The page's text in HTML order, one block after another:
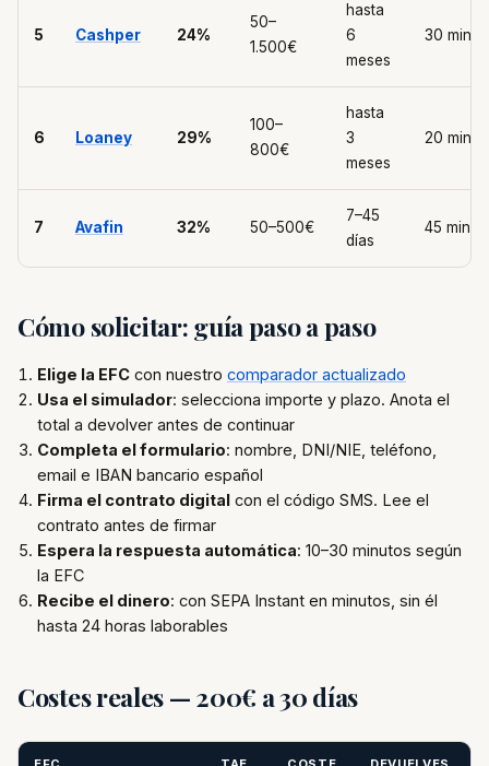
5 Cashper 24%
50–
1.500€
hasta
6
meses
30 min
6 Loaney 29%
100–
800€
hasta
3
meses
20 min
7 Avafin 32% 50–500€
7–45
días
45 min
Cómo solicitar: guía paso a paso
Elige la EFC con nuestro comparador actualizado
Usa el simulador: selecciona importe y plazo. Anota el
total a devolver antes de continuar
Completa el formulario: nombre, DNI/NIE, teléfono,
email e IBAN bancario español
Firma el contrato digital con el código SMS. Lee el
contrato antes de firmar
Espera la respuesta automática: 10–30 minutos según
la EFC
Recibe el dinero: con SEPA Instant en minutos, sin él
hasta 24 horas laborables
Costes reales — 200€ a 30 días